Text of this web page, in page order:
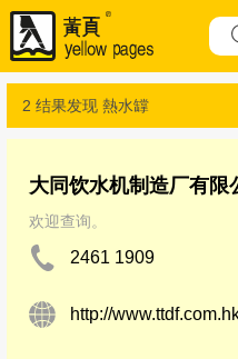
2 结果发现 熱水罉
大同饮水机制造厂有限
欢迎查询。
2461 1909
http://